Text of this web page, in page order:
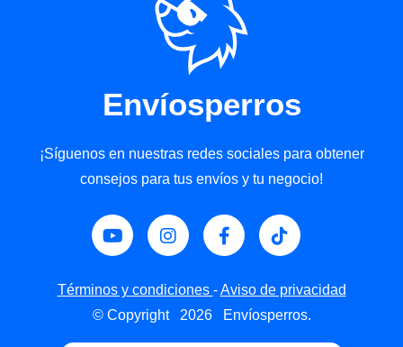
Envíosperros
¡Síguenos en nuestras redes sociales para obtener
consejos para tus envíos y tu negocio!
Términos y condiciones -Aviso de privacidad
© Copyright
2026 Envíosperros.